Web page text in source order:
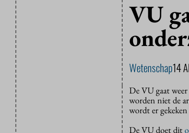
VU
Wetenschap14
De VU gaat
worden niet de
wordt er
De VU doet dit